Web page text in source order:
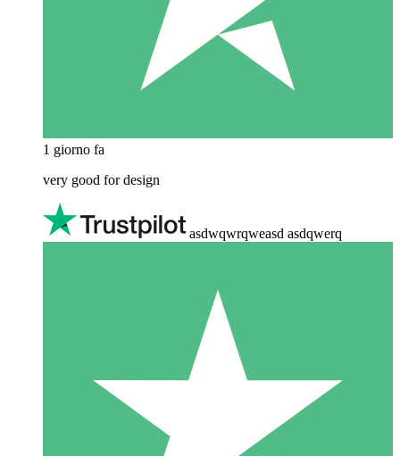
1 giorno fa
very good for design
asdwqwrqweasd asdqwerq